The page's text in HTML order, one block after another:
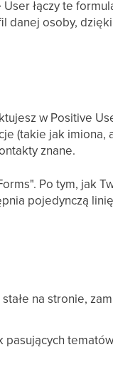
łączy te
danej osoby,
w Positive
(takie jak imiona,
znane.
Po tym, jak
pojedynczą
na stronie,